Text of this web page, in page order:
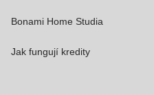
Bonami Home Studia
Jak fungují kredity